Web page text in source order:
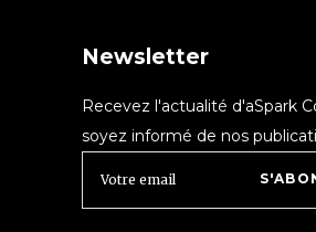
Newsletter
Recevez l'actualité d'aSpark
soyez informé de nos